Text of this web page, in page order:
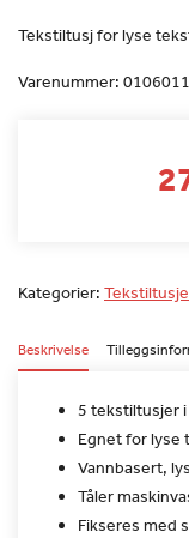
Tekstiltusj for lyse
Varenummer:
Kategorier:
Beskrivelse
5 tekstiltusjer
Egnet for lyse
Vannbasert,
Tåler
Fikseres med